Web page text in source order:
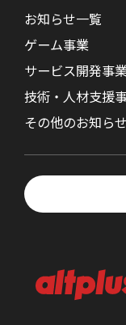
お知らせ一覧
ゲーム事業
サービス開発事
技術・人材支援
その他のお知らせ